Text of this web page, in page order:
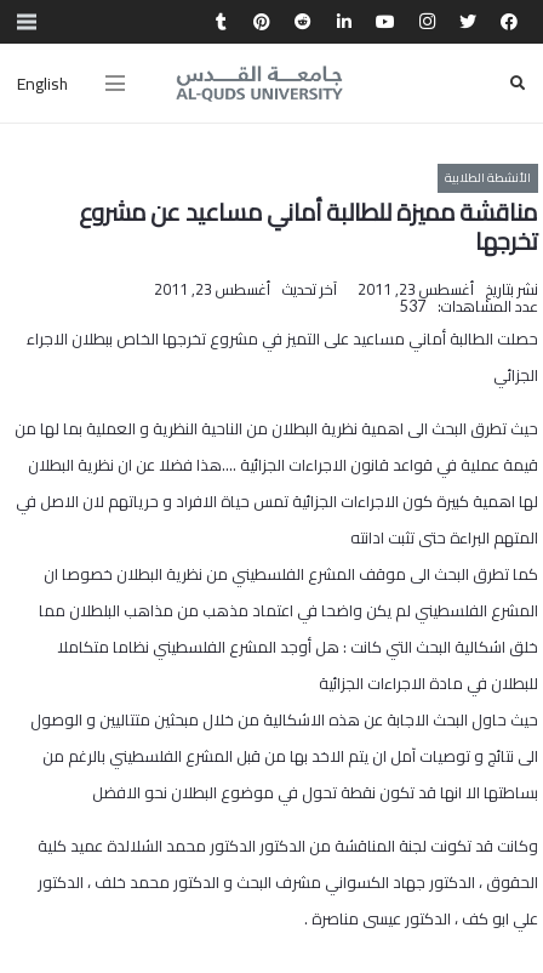
English
الأنشطة الطلابية
مناقشة مميزة للطالبة أماني مساعيد عن مشروع
تخرجها
نشر بتاريخ أغسطس 23, 2011 آخر تحديث أغسطس 23, 2011
عدد المشاهدات: 537
حصلت الطالبة أماني مساعيد على التميز في مشروع تخرجها الخاص ببطلان الاجراء
الجزائي
حيث تطرق البحث الى اهمية نظرية البطلان من الناحية النظرية و العملية بما لها من
قيمة عملية في قواعد قانون الاجراءات الجزائية ….هذا فضلا عن ان نظرية البطلان
لها اهمية كبيرة كون الاجراءات الجزائية تمس حياة الافراد و حرياتهم لان الاصل في
المتهم البراءة حتى تثبت ادانته
كما تطرق البحث الى موقف المشرع الفلسطيني من نظرية البطلان خصوصا ان
المشرع الفلسطيني لم يكن واضحا في اعتماد مذهب من مذاهب البلطلان مما
خلق اشكالية البحث التي كانت : هل أوجد المشرع الفلسطيني نظاما متكاملا
للبطلان في مادة الاجراءات الجزائية
حيث حاول البحث الاجابة عن هذه الاشكالية من خلال مبحثين متتاليين و الوصول
الى نتائج و توصيات آمل ان يتم الاخد بها من قبل المشرع الفلسطيني بالرغم من
بساطتها الا انها قد تكون نقطة تحول في موضوع البطلان نحو الافضل
وكانت قد تكونت لجنة المناقشة من الدكتور الدكتور محمد الشلالدة عميد كلية
الحقوق ، الدكتور جهاد الكسواني مشرف البحث و الدكتور محمد خلف ، الدكتور
علي ابو كف ، الدكتور عيسى مناصرة .